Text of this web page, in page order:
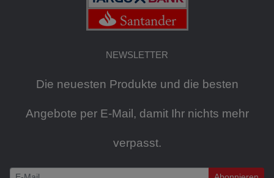
NEWSLETTER
Die neuesten Produkte und die besten
Angebote per E-Mail, damit Ihr nichts mehr
verpasst.